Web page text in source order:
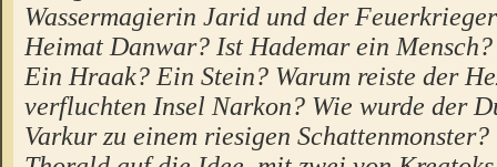
Wassermagierin Jarid und der
Heimat Danwar? Ist Hademar ein
Ein Hraak? Ein Stein? Warum reiste der
verfluchten Insel Narkon? Wie wurde der
Varkur zu einem riesigen